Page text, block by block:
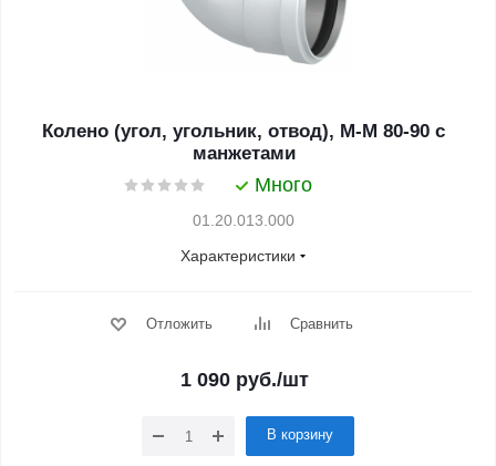
Колено (угол, угольник, отвод), М-М 80-90 с
манжетами
Много
01.20.013.000
Характеристики
Отложить Сравнить
1 090руб./шт
В корзину